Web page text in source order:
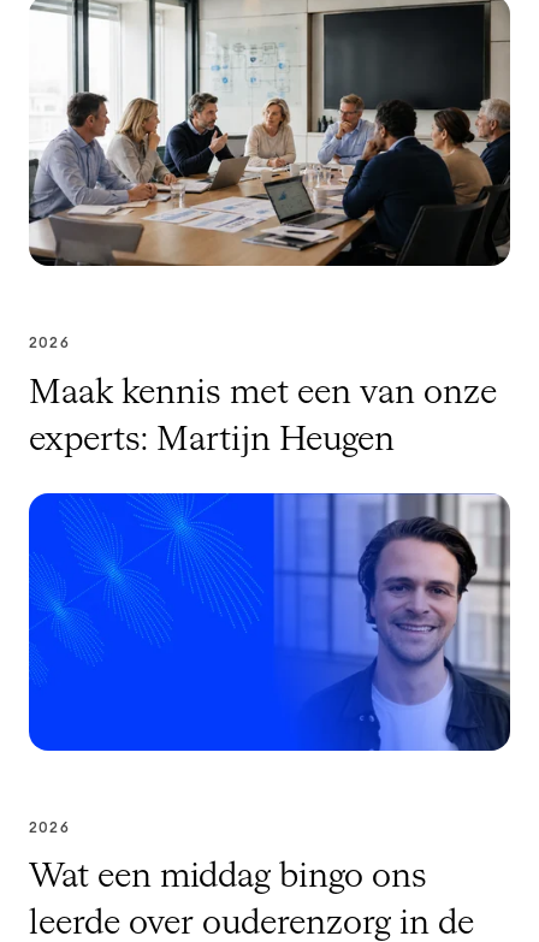
2026
Maak kennis met een van onze
experts: Martijn Heugen
2026
Wat een middag bingo ons
leerde over ouderenzorg in de